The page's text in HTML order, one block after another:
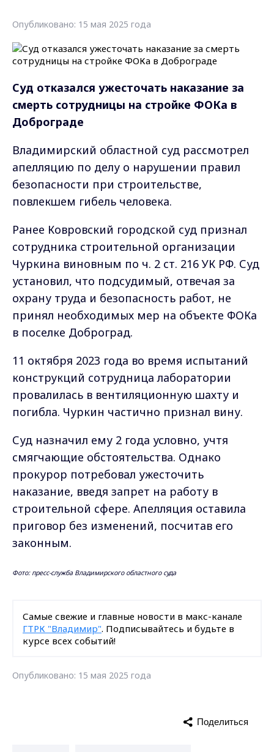
Опубликовано: 15 мая 2025 года
Суд отказался ужесточать наказание за
смерть сотрудницы на стройке ФОКа в
Доброграде
Владимирский областной суд рассмотрел
апелляцию по делу о нарушении правил
безопасности при строительстве,
повлекшем гибель человека.
Ранее Ковровский городской суд признал
сотрудника строительной организации
Чуркина виновным по ч. 2 ст. 216 УК РФ. Суд
установил, что подсудимый, отвечая за
охрану труда и безопасность работ, не
принял необходимых мер на объекте ФОКа
в поселке Доброград.
11 октября 2023 года во время испытаний
конструкций сотрудница лаборатории
провалилась в вентиляционную шахту и
погибла. Чуркин частично признал вину.
Суд назначил ему 2 года условно, учтя
смягчающие обстоятельства. Однако
прокурор потребовал ужесточить
наказание, введя запрет на работу в
строительной сфере. Апелляция оставила
приговор без изменений, посчитав его
законным.
Фото: пресс-служба Владимирского областного суда
Самые свежие и главные новости в макс-канале
ГТРК "Владимир". Подписывайтесь и будьте в
курсе всех событий!
Опубликовано: 15 мая 2025 года
Поделиться